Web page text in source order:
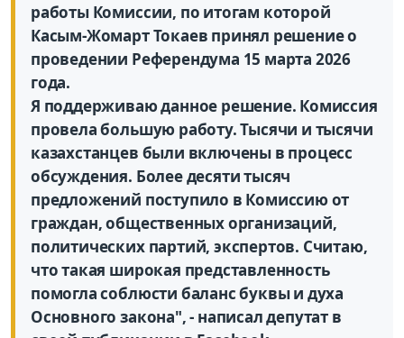
работы Комиссии, по итогам которой
Касым-Жомарт Токаев принял решение о
проведении Референдума 15 марта 2026
года.
Я поддерживаю данное решение. Комиссия
провела большую работу. Тысячи и тысячи
казахстанцев были включены в процесс
обсуждения. Более десяти тысяч
предложений поступило в Комиссию от
граждан, общественных организаций,
политических партий, экспертов. Считаю,
что такая широкая представленность
помогла соблюсти баланс буквы и духа
Основного закона", - написал депутат в